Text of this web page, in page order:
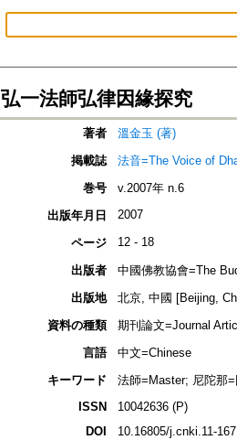
弘一法師弘律因緣探究
著者
溫金玉 (著)
掲載誌
法音=The Voice of
巻号
v.2007年 n.6
出版年月日
2007
ページ 12 - 18
出版者
中國佛教協會=The
出版地
北京, 中國 [Beijing,
資料の種類
期刊論文=Journal
言語
中文=Chinese
キーワード
法師=Master; 尼陀那
ISSN
10042636 (P)
DOI
10.16805/j.cnki.11-